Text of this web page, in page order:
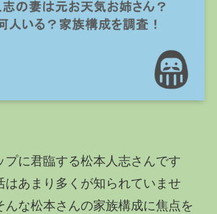
プに君臨する松本人志さんです
はあまり多くが知られていませ
んな松本さんの家族構成に焦点を